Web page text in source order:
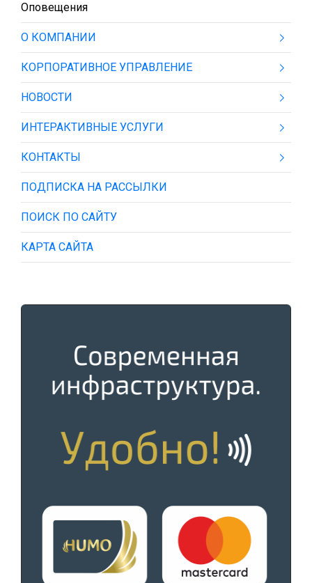
Оповещения
О КОМПАНИИ
КОРПОРАТИВНОЕ УПРАВЛЕНИЕ
НОВОСТИ
ИНТЕРАКТИВНЫЕ УСЛУГИ
КОНТАКТЫ
ПОДПИСКА НА РАССЫЛКИ
ПОИСК ПО САЙТУ
КАРТА САЙТА